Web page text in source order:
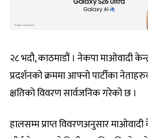
२८ भदौ, काठमाडौं । नेकपा माओवादी
प्रदर्शनको क्रममा आफ्नो पार्टीका
क्षतिको विवरण सार्वजनिक गरेको छ ।
हालसम्म प्राप्त विवरणअनुसार